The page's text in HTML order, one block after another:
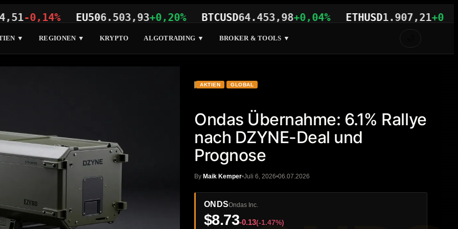
EU50 6.503,93+0,20% BTCUSD64.453,98+0,04% ETHUSD1.907,21+0,07%
▼ REGIONEN ▼ KRYPTO ALGOTRADING ▼ BROKER & TOOLS ▼
AKTIEN GLOBAL
Ondas Übernahme: 6.1% Rallye
nach DZYNE-Deal und
Prognose
By Maik Kemper Juli 6, 2026 06.07.2026
ONDSOndas Inc.
$8.73-0.13(-1.47%)